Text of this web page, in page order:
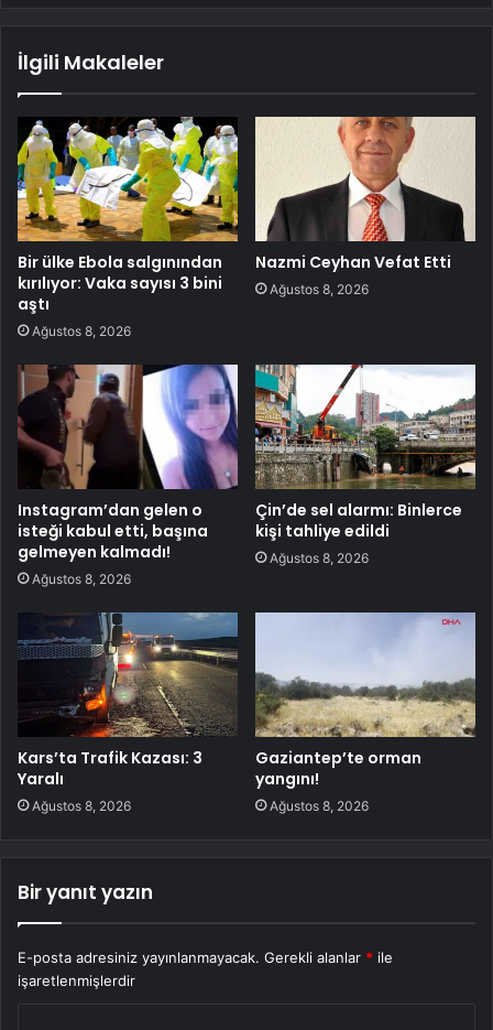
İlgili Makaleler
Bir ülke Ebola salgınından
kırılıyor: Vaka sayısı 3 bini
aştı
Ağustos 8, 2026
Nazmi Ceyhan Vefat Etti
Ağustos 8, 2026
Instagram’dan gelen o
isteği kabul etti, başına
gelmeyen kalmadı!
Ağustos 8, 2026
Çin’de sel alarmı: Binlerce
kişi tahliye edildi
Ağustos 8, 2026
Kars’ta Trafik Kazası: 3
Yaralı
Ağustos 8, 2026
Gaziantep’te orman
yangını!
Ağustos 8, 2026
Bir yanıt yazın
E-posta adresiniz yayınlanmayacak. Gerekli alanlar * ile
işaretlenmişlerdir